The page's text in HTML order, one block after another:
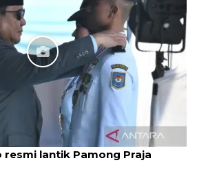
resmi lantik Pamong Praja